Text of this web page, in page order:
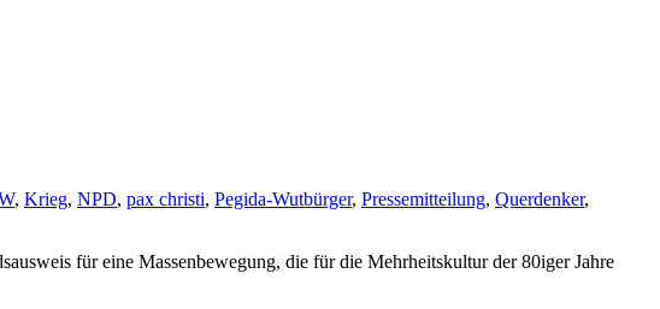
, Krieg, NPD, pax christi, Pegida-Wutbürger, Pressemitteilung, Querdenker,
für eine Massenbewegung, die für die Mehrheitskultur der 80iger Jahre